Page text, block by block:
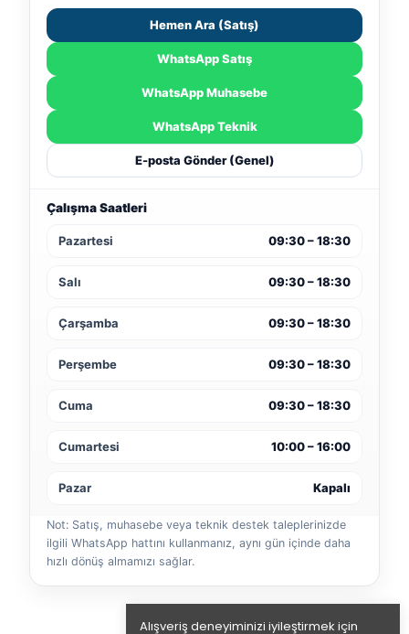
Alışveriş deneyiminizi iyileştirmek için
Hemen Ara (Satış)
WhatsApp Satış
WhatsApp Muhasebe
WhatsApp Teknik
E-posta Gönder (Genel)
Çalışma Saatleri
Pazartesi 09:30 – 18:30
Salı 09:30 – 18:30
Çarşamba 09:30 – 18:30
Perşembe 09:30 – 18:30
Cuma 09:30 – 18:30
Cumartesi 10:00 – 16:00
Pazar Kapalı
Not: Satış, muhasebe veya teknik destek taleplerinizde
ilgili WhatsApp hattını kullanmanız, aynı gün içinde daha
hızlı dönüş almamızı sağlar.